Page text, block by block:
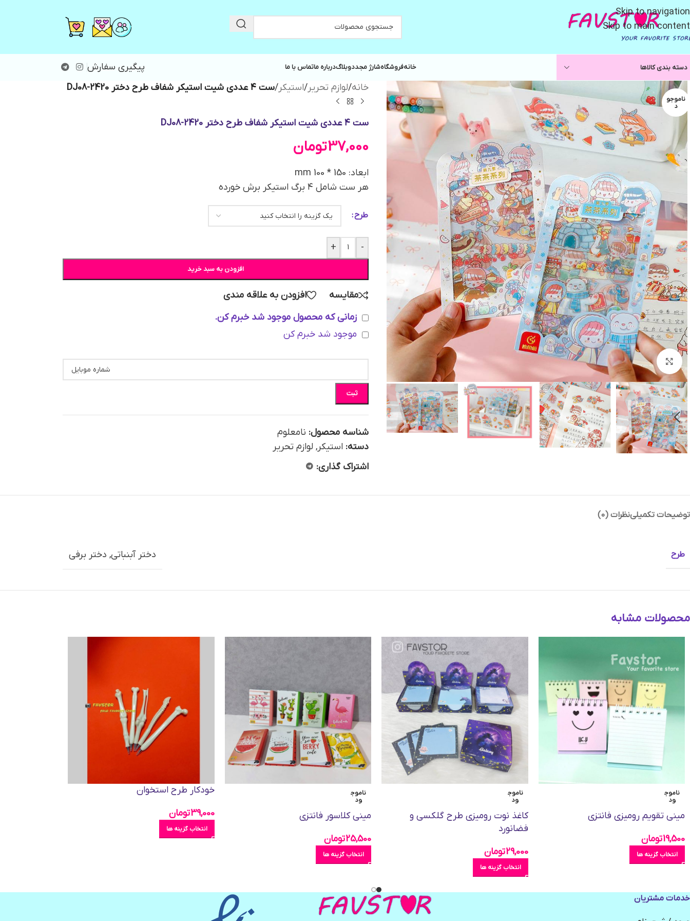
Skip to navigation
Skip to main content
دسته بندی کالاها خانهفروشگاهشارژ مجددوبلاگدرباره ماتماس با ما پیگیری سفارش
ناموجو
د
بزرگنمایی تصویر
خانه/لوازم تحریر/استیکر/ست ۴ عددی شیت استیکر شفاف طرح دختر DJ08-2420
ست ۴ عددی شیت استیکر شفاف طرح دختر DJ08-2420
37,000تومان
ابعاد: 150 * 100 mm
هر ست شامل ۴ برگ استیکر برش خورده‌
طرح
-
+
افزودن به سبد خرید
مقایسه
افزودن به علاقه مندی
زمانی که محصول موجود شد خبرم کن.
موجود شد خبرم کن
ثبت
شناسه محصول: نامعلوم
دسته: استیکر, لوازم تحریر
اشتراک گذاری:
توضیحات تکمیلینظرات (0)
طرح دختر آبنباتی, دختر برفی
محصولات مشابه
ناموج
ود
مینی تقویم رومیزی فانتزی
19,500تومان
انتخاب گزینه ها
ناموج
ود
کاغذ نوت رومیزی طرح گلکسی و
فضانورد
29,000تومان
انتخاب گزینه ها
ناموج
ود
مینی کلاسور فانتزی
25,500تومان
انتخاب گزینه ها
خودکار طرح استخوان
39,000تومان
انتخاب گزینه ها
خدمات مشتریان